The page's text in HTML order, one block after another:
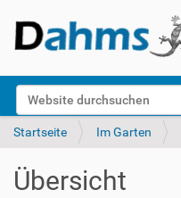
Website durchsuchen
k
Startseite Im Garten
Übersicht